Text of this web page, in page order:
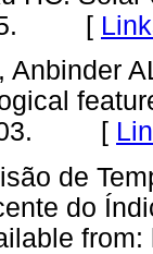
95. [
Anbinder
503. [
de
do